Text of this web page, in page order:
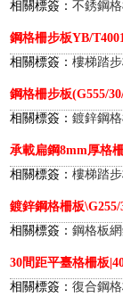
相關標簽： 不銹鋼
鋼格柵步板YB/
相關標簽： 樓梯踏步
鋼格柵步板(G555/
相關標簽： 鍍鋅鋼
承載扁鋼8mm厚格
相關標簽： 樓梯踏步
鍍鋅鋼格柵板
相關標簽： 鋼格板網
30間距平臺格柵板
相關標簽： 復合鋼格